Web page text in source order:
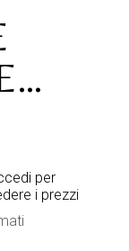
per
i prezzi